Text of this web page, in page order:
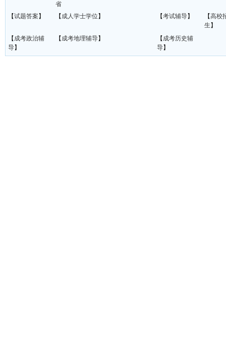
省
【试题答案 】 【 成人学士学位 】 【考试辅导】 【高校
生 】
【 成考政治辅
导】
【 成考地理辅导】 【 成考历史辅
导】